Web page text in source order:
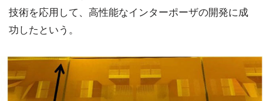
技術を応用して、高性能なインターポーザの開発に成
功したという。